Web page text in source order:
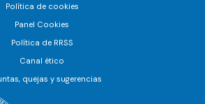
Política de cookies
Panel Cookies
Política de RRSS
Canal ético
quejas y sugerencias